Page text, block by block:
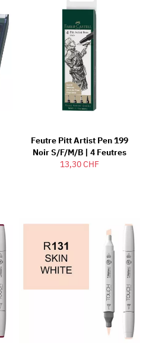
Feutre Pitt Artist Pen 199
Noir S/F/M/B | 4 Feutres
13,30 CHF